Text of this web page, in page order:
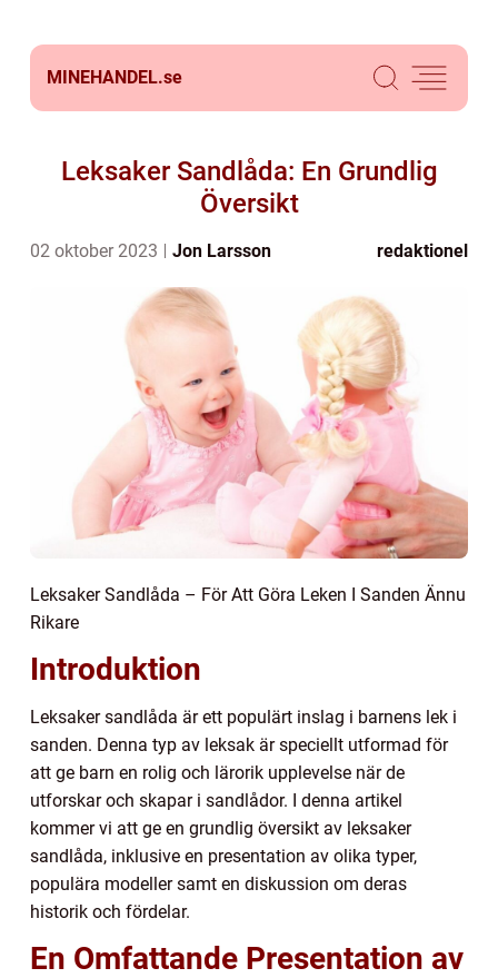
MINEHANDEL.se
Leksaker Sandlåda: En Grundlig
Översikt
02 oktober 2023 Jon Larsson redaktionel
Leksaker Sandlåda – För Att Göra Leken I Sanden Ännu
Rikare
Introduktion
Leksaker sandlåda är ett populärt inslag i barnens lek i
sanden. Denna typ av leksak är speciellt utformad för
att ge barn en rolig och lärorik upplevelse när de
utforskar och skapar i sandlådor. I denna artikel
kommer vi att ge en grundlig översikt av leksaker
sandlåda, inklusive en presentation av olika typer,
populära modeller samt en diskussion om deras
historik och fördelar.
En Omfattande Presentation av